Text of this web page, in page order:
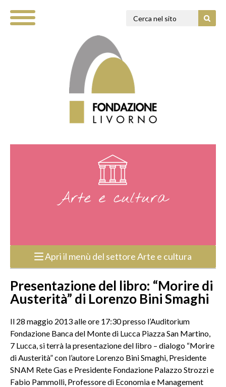
Arte e cultura
Apri il menù del settore Arte e cultura
Presentazione del libro: “Morire di
Austerità” di Lorenzo Bini Smaghi
Il 28 maggio 2013 alle ore 17:30 presso l’Auditorium
Fondazione Banca del Monte di Lucca Piazza San Martino,
7 Lucca, si terrà la presentazione del libro – dialogo “Morire
di Austerità” con l’autore Lorenzo Bini Smaghi, Presidente
SNAM Rete Gas e Presidente Fondazione Palazzo Strozzi e
Fabio Pammolli, Professore di Economia e Management